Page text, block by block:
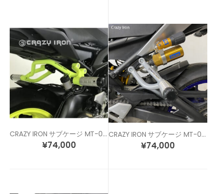
CRAZY IRON サブケージ MT-09 / XSR900
¥74,000
CRAZY IRON サブケージ MT-09 SP モデル（リアサスリモコン付き）
¥74,000